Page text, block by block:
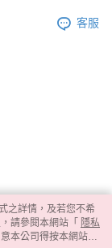
客服
之詳情，及若您不希
請參閱本網站「 隱私
本公司得按本網站使